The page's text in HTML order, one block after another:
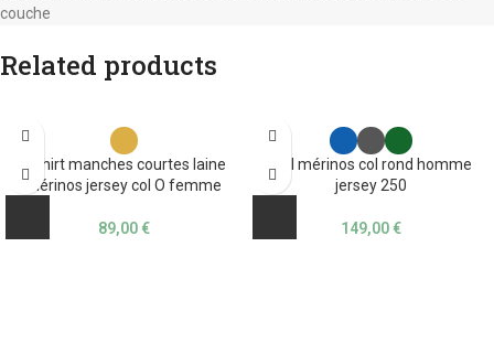
couche
Related products
T-shirt manches courtes laine
mérinos jersey col O femme
89,00€
Pull mérinos col rond homme
jersey 250
149,00€